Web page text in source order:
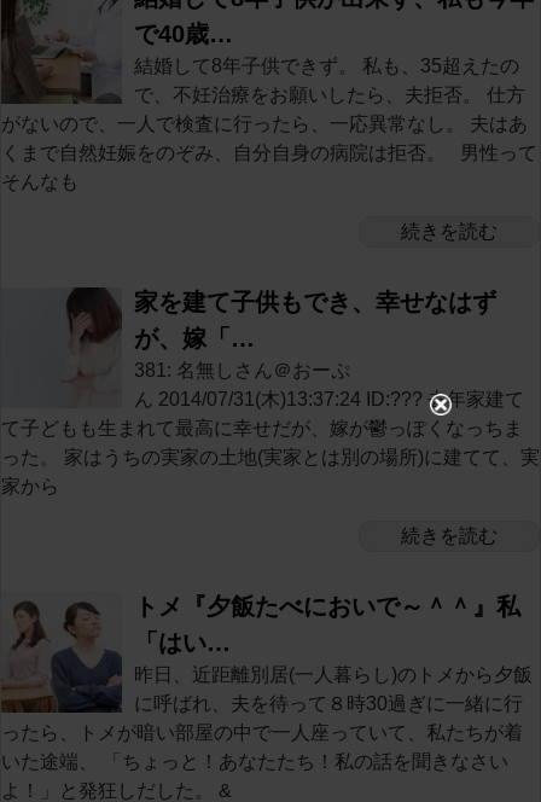
で40歳…
結婚して8年子供できず。 私も、35超えたの
で、不妊治療をお願いしたら、夫拒否。 仕方
がないので、一人で検査に行ったら、一応異常なし。 夫はあ
くまで自然妊娠をのぞみ、自分自身の病院は拒否。 男性って
そんなも
続きを読む
家を建て子供もでき、幸せなはず
が、嫁「…
381: 名無しさん＠おーぷ
ん 2014/07/31(木)13:37:24 ID:??? 去年家建て
て子どもも生まれて最高に幸せだが、嫁が鬱っぽくなっちま
った。 家はうちの実家の土地(実家とは別の場所)に建てて、実
家から
続きを読む
トメ『夕飯たべにおいで～＾＾』私
「はい…
昨日、近距離別居(一人暮らし)のトメから夕飯
に呼ばれ、夫を待って８時30過ぎに一緒に行
ったら、トメが暗い部屋の中で一人座っていて、私たちが着
いた途端、 「ちょっと！あなたたち！私の話を聞きなさい
よ！」と発狂しだした。 &